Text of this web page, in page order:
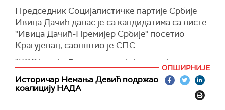
фискултурну салу“, изјавио је некадашњи
репрезентативац Србије у кошарци Владимир
Штимац испред коалиције НАДА за Београд.
Председник Социјалистичке партије Србије
Ивица Дачић данас је са кандидатима са листе
"Ивица Дачић-Премијер Србије" посетиo
Крагујевац, саопштио је СПС.
"ДОС је највеће зло у новијој историји српског
народа и Србије, у чије време су распродате и
опљачкане фабрике и радници остављени на
улици", рекао је Дачић и додао да је срушена
ОПШИРНИЈЕ
Историчар Немања Девић подржао
коалицију НАДА